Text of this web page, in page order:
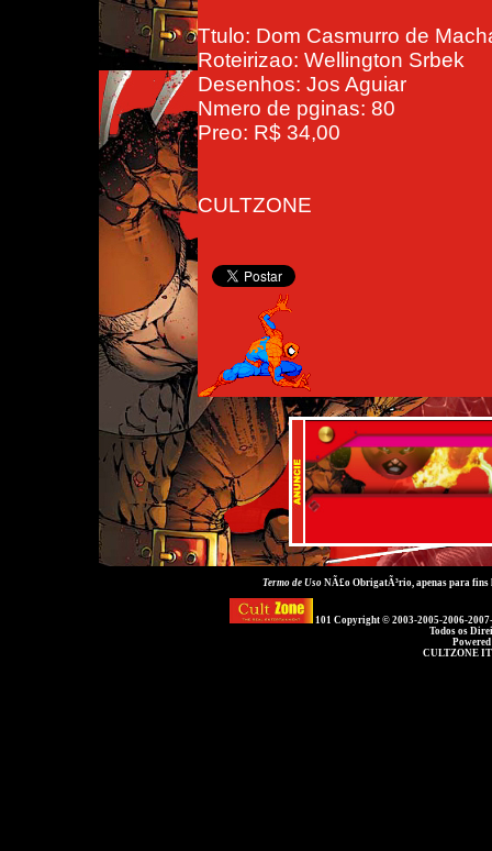
Ttulo: Dom Casmurro de
Roteirizao: Wellington Srbek
Desenhos: Jos Aguiar
Nmero de pginas: 80
Preo: R$ 34,00
CULTZONE
Termo de UsoNÃ£o ObrigatÃ³rio, apenas para
101 Copyright © 2003-2005-2006-
Todos os
CULTZONE